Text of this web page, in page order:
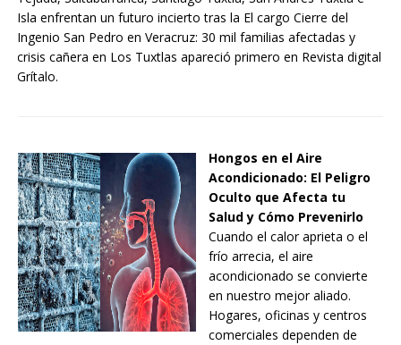
Isla enfrentan un futuro incierto tras la El cargo Cierre del
Ingenio San Pedro en Veracruz: 30 mil familias afectadas y
crisis cañera en Los Tuxtlas apareció primero en Revista digital
Grítalo.
Hongos en el Aire
Acondicionado: El Peligro
Oculto que Afecta tu
Salud y Cómo Prevenirlo
Cuando el calor aprieta o el
frío arrecia, el aire
acondicionado se convierte
en nuestro mejor aliado.
Hogares, oficinas y centros
comerciales dependen de